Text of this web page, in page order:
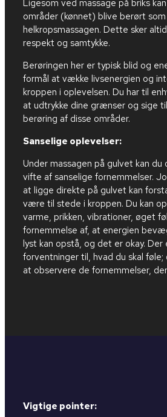
Ligesom ved massage på briks
områder (kønnet) blive berørt
helkropsmassagen. Dette sker
respekt og samtykke.
Berøringen her er typisk blid og
formål at vække livsenergien og
kroppen i oplevelsen. Du har til
at udtrykke dine grænser og sige
berøring af disse områder.
Sanselige oplevelser:
Under massagen på gulvet kan du
vifte af sanselige fornemmelser.
at ligge direkte på gulvet kan
være til stede i kroppen. Du kan
varme, prikken, vibrationer, øget
fornemmelse af, at energien
lyst kan opstå, og det er okay. Der
forventninger til, hvad du skal
at observere de fornemmelser,
Vigtige pointer: